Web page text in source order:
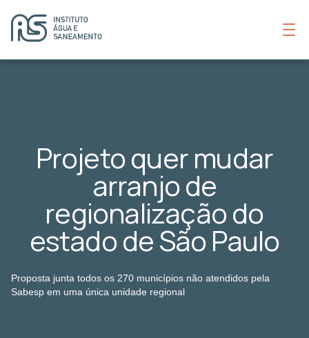
Projeto quer mudar
arranjo de
regionalização do
estado de São Paulo
Proposta junta todos os 270 municípios não atendidos pela
Sabesp em uma única unidade regional